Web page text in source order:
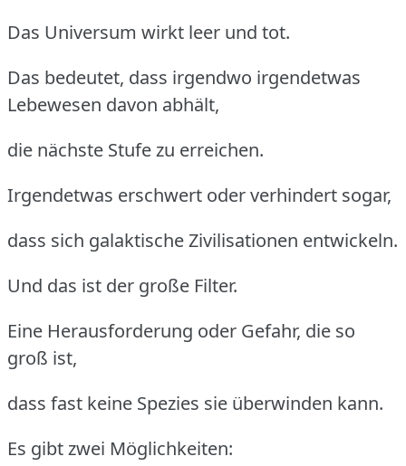
Das Universum wirkt leer und tot.
Das bedeutet, dass irgendwo irgendetwas
Lebewesen davon abhält,
die nächste Stufe zu erreichen.
Irgendetwas erschwert oder verhindert sogar,
dass sich galaktische Zivilisationen entwickeln.
Und das ist der große Filter.
Eine Herausforderung oder Gefahr, die so
groß ist,
dass fast keine Spezies sie überwinden kann.
Es gibt zwei Möglichkeiten: